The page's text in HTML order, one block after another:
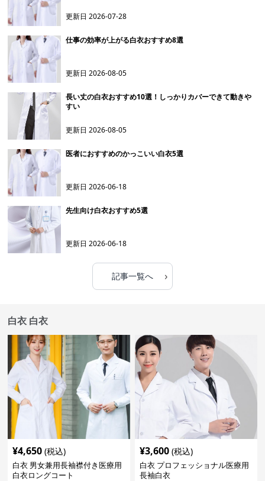
更新日2026-07-28
仕事の効率が上がる白衣おすすめ8選
更新日2026-08-05
長い丈の白衣おすすめ10選！しっかりカバーできて動きや
すい
更新日2026-08-05
医者におすすめのかっこいい白衣5選
更新日2026-06-18
先生向け白衣おすすめ5選
更新日2026-06-18
記事一覧へ ›
白衣 白衣
¥4,650 (税込)
白衣 男女兼用長袖襟付き医療用
白衣ロングコート
¥3,600 (税込)
白衣 プロフェッショナル医療用
長袖白衣